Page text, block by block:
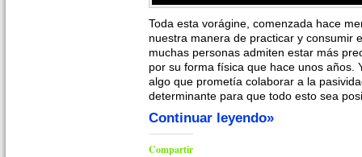
Toda esta vorágine, comenzada hace
nuestra manera de practicar y consumir
muchas personas admiten estar más
por su forma física que hace unos años.
algo que prometía colaborar a la
determinante para que todo esto sea
Continuar leyendo»
Compartir